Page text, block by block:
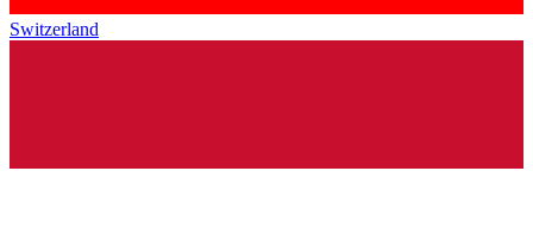
Switzerland